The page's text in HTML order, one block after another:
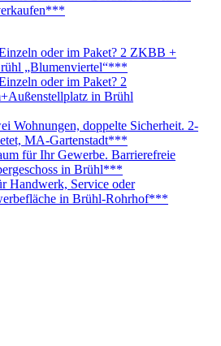
oder im Paket? 2 ZKBB +
„Blumenviertel“***
oder im Paket? 2
in Brühl
Wohnungen, doppelte Sicherheit. 2-
MA-Gartenstadt***
für Ihr Gewerbe. Barrierefreie
in Brühl***
Handwerk, Service oder
in Brühl-Rohrhof***